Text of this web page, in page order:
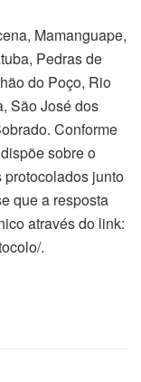
Mamanguape,
Pedras de
do Poço, Rio
São José dos
Conforme
sobre o
protocolados junto
que a resposta
através do link:
.